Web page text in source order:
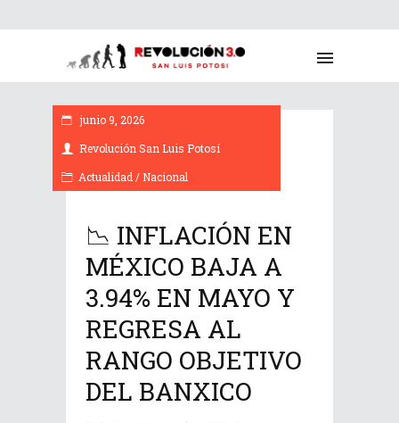
junio 9, 2026
Revolución San Luis Potosí
Actualidad / Nacional
📉 INFLACIÓN EN
MÉXICO BAJA A
3.94% EN MAYO Y
REGRESA AL
RANGO OBJETIVO
DEL BANXICO